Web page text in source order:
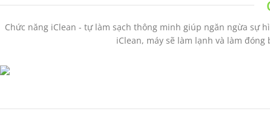
Chức năng iClean - tự làm sạch thông minh giúp ngăn ngừa sự
iClean, máy sẽ làm lạnh và làm